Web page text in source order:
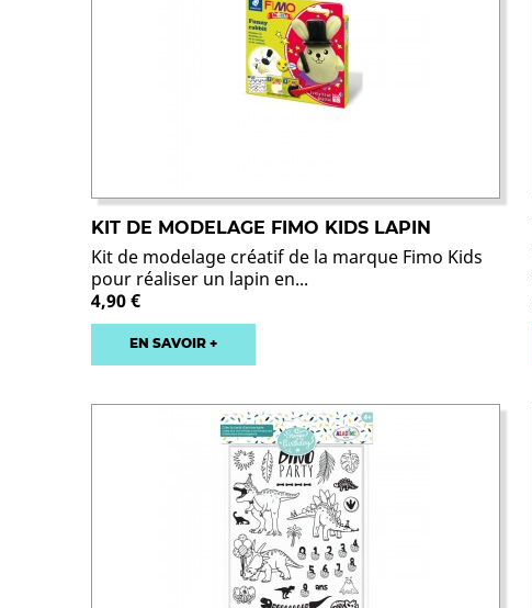
KIT DE MODELAGE FIMO KIDS LAPIN
Kit de modelage créatif de la marque Fimo Kids
pour réaliser un lapin en...
4,90 €
EN SAVOIR +